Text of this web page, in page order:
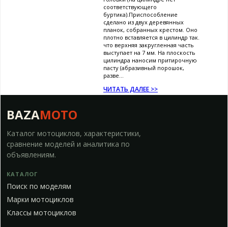
соответствующего
буртика).Приспособление
сделано из двух деревянных
планок, собранных крестом. Оно
плотно вставляется в цилиндр так.
что верхняя закругленная часть
выступает на 7 мм. На плоскость
цилиндра наносим притирочную
пасту (абразивный порошок,
разве...
ЧИТАТЬ ДАЛЕЕ >>
BAZAMOTO
Каталог мотоциклов, характеристики,
сравнение моделей и аналитика по
объявлениям.
КАТАЛОГ
Поиск по моделям
Марки мотоциклов
Классы мотоциклов